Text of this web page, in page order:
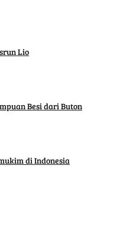
Lio
Besi dari Buton
di Indonesia